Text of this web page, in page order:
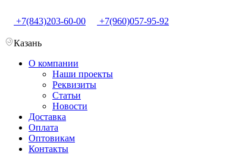
+7(843)203-60-00 +7(960)057-95-92
Казань
О компании
Наши проекты
Реквизиты
Статьи
Новости
Доставка
Оплата
Оптовикам
Контакты